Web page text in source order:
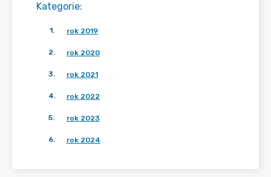
Kategorie:
1. rok 2019
2. rok 2020
3. rok 2021
4. rok 2022
5. rok 2023
6. rok 2024